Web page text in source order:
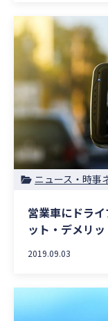
ニュース・時事
営業車にドラ
ット・デメリッ
2019.09.03